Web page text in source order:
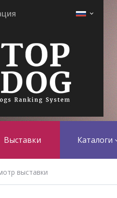
Выставки Каталоги
выставки